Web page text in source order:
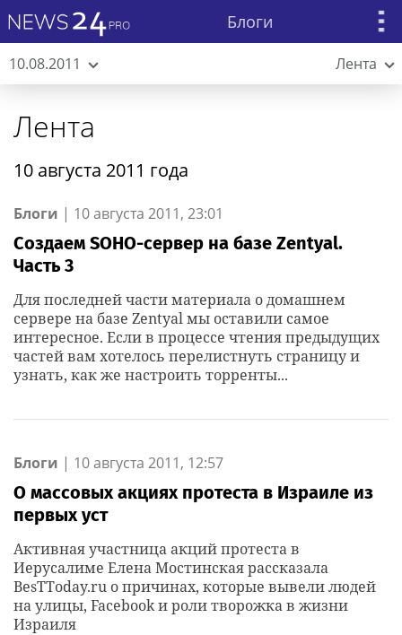
Блоги
10.08.2011 Лента
Лента
10 августа 2011 года
Блоги | 10 августа 2011, 23:01
Создаем SOHO-сервер на базе Zentyal.
Часть 3
Для последней части материала о домашнем
сервере на базе Zentyal мы оставили самое
интересное. Если в процессе чтения предыдущих
частей вам хотелось перелистнуть страницу и
узнать, как же настроить торренты...
Блоги | 10 августа 2011, 12:57
О массовых акциях протеста в Израиле из
первых уст
Активная участница акций протеста в
Иерусалиме Елена Мостинская рассказала
BesTToday.ru о причинах, которые вывели людей
на улицы, Facebook и роли творожка в жизни
Израиля